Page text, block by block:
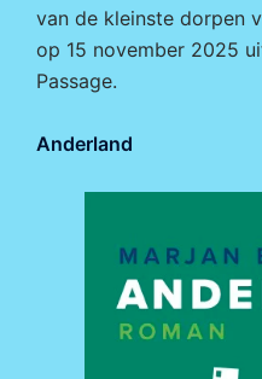
van de kleinste dorpen
op 15 november 2025
Passage.
Anderland